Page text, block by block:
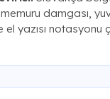
damgası,
el yazısı notasyonu